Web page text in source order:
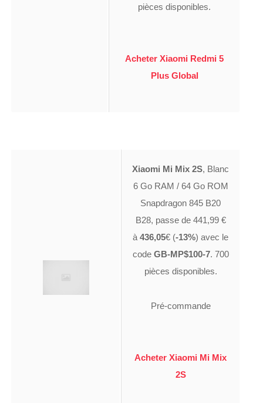
pièces disponibles.
Acheter Xiaomi Redmi 5
Plus Global
Xiaomi Mi Mix 2S, Blanc
6 Go RAM / 64 Go ROM
Snapdragon 845 B20
B28, passe de 441,99 €
à 436,05€ (-13%) avec le
code GB-MP$100-7. 700
pièces disponibles.
Pré-commande
Acheter Xiaomi Mi Mix
2S